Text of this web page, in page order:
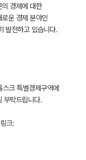
경제에 대한
운 경제 분야인
발전하고 있습니다.
크 특별경제구역에
부탁드립니다.
크: